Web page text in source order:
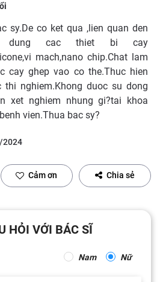
sy.De co ket qua ,lien quan den
dung cac thiet bi cay
mach,nano chip.Chat lam
cay ghep vao co the.Thuc hien
thi nghiem.Khong duoc su dong
xet nghiem nhung gi?tai khoa
vien.Thua bac sy?
Cảm ơn Chia sẻ
HỎI VỚI BÁC SĨ
Nam Nữ